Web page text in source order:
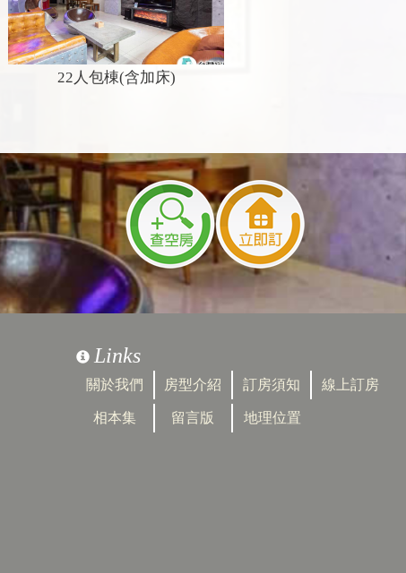
22人包棟(含加床)
Links
關於我們 房型介紹 訂房須知 線上訂房
相本集 留言版 地理位置